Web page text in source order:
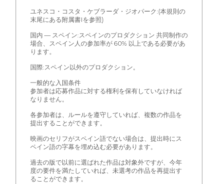
ユネスコ・コスタ・ケブラーダ・ジオパーク:(本規則の
末尾にある附属書Iを参照)
国内 — スペイン:スペインのプロダクション 共同制作の
場合、スペイン人の参加率が 60% 以上である必要があ
ります。
国際:スペイン以外のプロダクション。
一般的な入国条件
参加者は応募作品に対する権利を保有していなければ
なりません。
各参加者は、ルールを遵守していれば、複数の作品を
提出することができます。
映画のセリフがスペイン語でない場合は、提出時にス
ペイン語の字幕を埋め込む必要があります。
過去の版で以前に選ばれた作品は対象外ですが、今年
度の要件を満たしていれば、未選考の作品を再提出す
ることができます。